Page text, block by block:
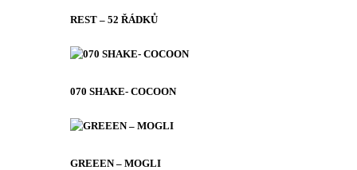
REST – 52 ŘÁDKŮ
070 SHAKE- COCOON
GREEEN – MOGLI